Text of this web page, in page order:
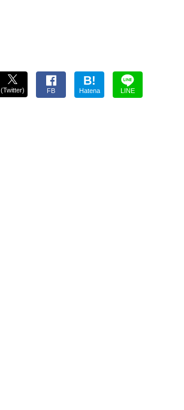
(Twitter) FB
B!
Hatena LINE